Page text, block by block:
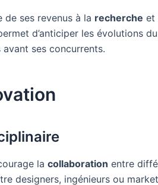
ses revenus à la recherche et
d’anticiper les évolutions
ses concurrents.
la collaboration entre
designers, ingénieurs ou